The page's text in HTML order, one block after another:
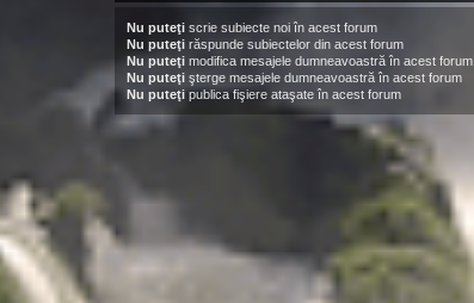
Nu puteţi scrie subiecte noi în acest forum
Nu puteţi răspunde subiectelor din acest forum
Nu puteţi modifica mesajele dumneavoastră în acest forum
Nu puteţi şterge mesajele dumneavoastră în acest forum
Nu puteţi publica fişiere ataşate în acest forum